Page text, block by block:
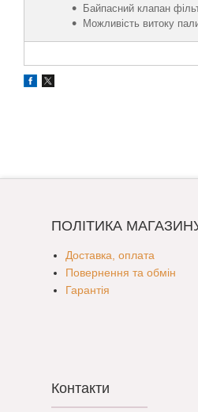
Байпасний клапан
Можливість витоку
ПОЛІТИКА
Доставка, оплата
Повернення та обмін
Гарантія
Контакти